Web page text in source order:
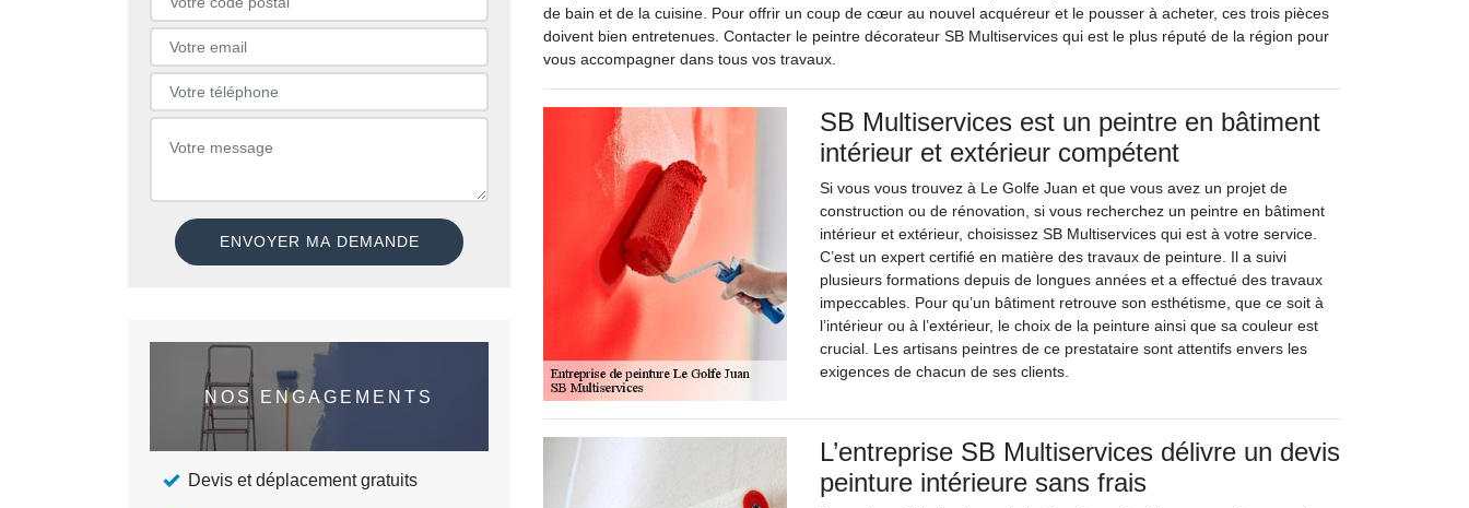
NOS ENGAGEMENTS
Devis et déplacement gratuits
de bain et de la cuisine. Pour offrir un coup de cœur au nouvel acquéreur et le pousser à acheter, ces trois pièces
doivent bien entretenues. Contacter le peintre décorateur SB Multiservices qui est le plus réputé de la région pour
vous accompagner dans tous vos travaux.
SB Multiservices est un peintre en bâtiment
intérieur et extérieur compétent
Si vous vous trouvez à Le Golfe Juan et que vous avez un projet de
construction ou de rénovation, si vous recherchez un peintre en bâtiment
intérieur et extérieur, choisissez SB Multiservices qui est à votre service.
C’est un expert certifié en matière des travaux de peinture. Il a suivi
plusieurs formations depuis de longues années et a effectué des travaux
impeccables. Pour qu’un bâtiment retrouve son esthétisme, que ce soit à
l’intérieur ou à l’extérieur, le choix de la peinture ainsi que sa couleur est
crucial. Les artisans peintres de ce prestataire sont attentifs envers les
exigences de chacun de ses clients.
L’entreprise SB Multiservices délivre un devis
peinture intérieure sans frais